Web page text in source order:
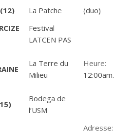
La Patche (duo)
Festival
LATCEN PAS
La Terre du
Milieu
Heure:
12:00am.
Bodega de
l’USM
Adresse: